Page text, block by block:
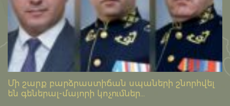
Մի շարք բարձրաստիճան սպաների շնորհվել
են գեներալ-մայորի կոչումներ...